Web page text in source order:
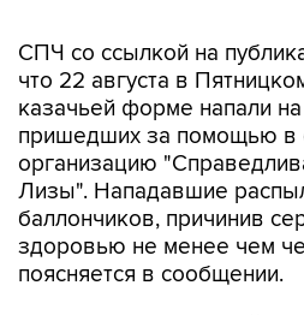
казачьей форме напали
пришедших за помощью в
организацию
Лизы". Нападавшие
баллончиков, причинив
здоровью не менее чем
поясняется в сообщении.
Ранее СМИ со ссылкой на